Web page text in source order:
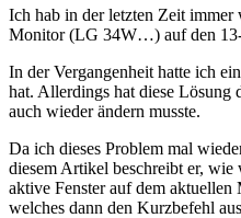
Ich hab in der letzten Zeit immer
Monitor (LG 34W…) auf den 13-
In der Vergangenheit hatte ich
hat. Allerdings hat diese Lösung
auch wieder ändern musste.
Da ich dieses Problem mal
diesem Artikel beschreibt er,
aktive Fenster auf dem
welches dann den Kurzbefehl